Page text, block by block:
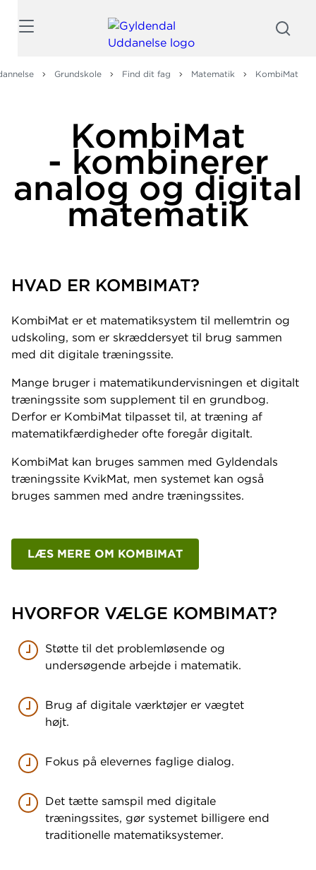
Grundskole Find dit fag Matematik KombiMat
KombiMat
- kombinerer
analog og digital
matematik
HVAD ER KOMBIMAT?
KombiMat er et matematiksystem til mellemtrin og
udskoling, som er skræddersyet til brug sammen
med dit digitale træningssite.
Mange bruger i matematikundervisningen et digitalt
træningssite som supplement til en grundbog.
Derfor er KombiMat tilpasset til, at træning af
matematikfærdigheder ofte foregår digitalt.
KombiMat kan bruges sammen med Gyldendals
træningssite KvikMat, men systemet kan også
bruges sammen med andre træningssites.
LÆS MERE OM KOMBIMAT
HVORFOR VÆLGE KOMBIMAT?
Støtte til det problemløsende og
undersøgende arbejde i matematik.
Brug af digitale værktøjer er vægtet
højt.
Fokus på elevernes faglige dialog.
Det tætte samspil med digitale
træningssites, gør systemet billigere end
traditionelle matematiksystemer.